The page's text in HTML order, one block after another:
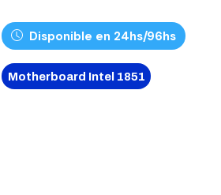
Disponible en 24hs/96hs
Motherboard Intel 1851